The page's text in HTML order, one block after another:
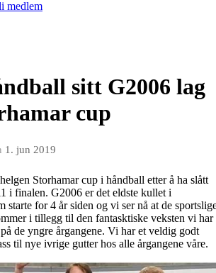
medlem
sitt G2006 lag
cup
1. jun 2019
Storhamar cup i håndball etter å ha slått
i finalen. G2006 er det eldste kullet i
starte for 4 år siden og vi ser nå at de
i tillegg til den fantasktiske veksten vi har
de yngre årgangene. Vi har et veldig godt
til nye ivrige gutter hos alle årgangene våre.